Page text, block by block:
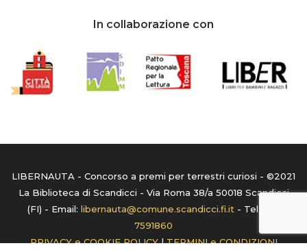
In collaborazione con
LIBERNAUTA - Concorso a premi per terrestri curiosi - ©2021
La Biblioteca di Scandicci - Via Roma 38/a 50018 Scandicci
(FI) - Email: libernauta@comune.scandicci.fi.it - Tel:
7591860
PRIVACY e COOKIE POLICY|TERMINI e CONDIZIONI